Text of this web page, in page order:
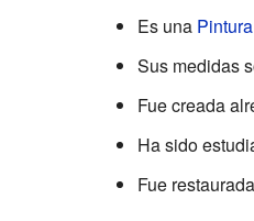
Es una
Sus medidas
Fue creada
Ha sido
Fue